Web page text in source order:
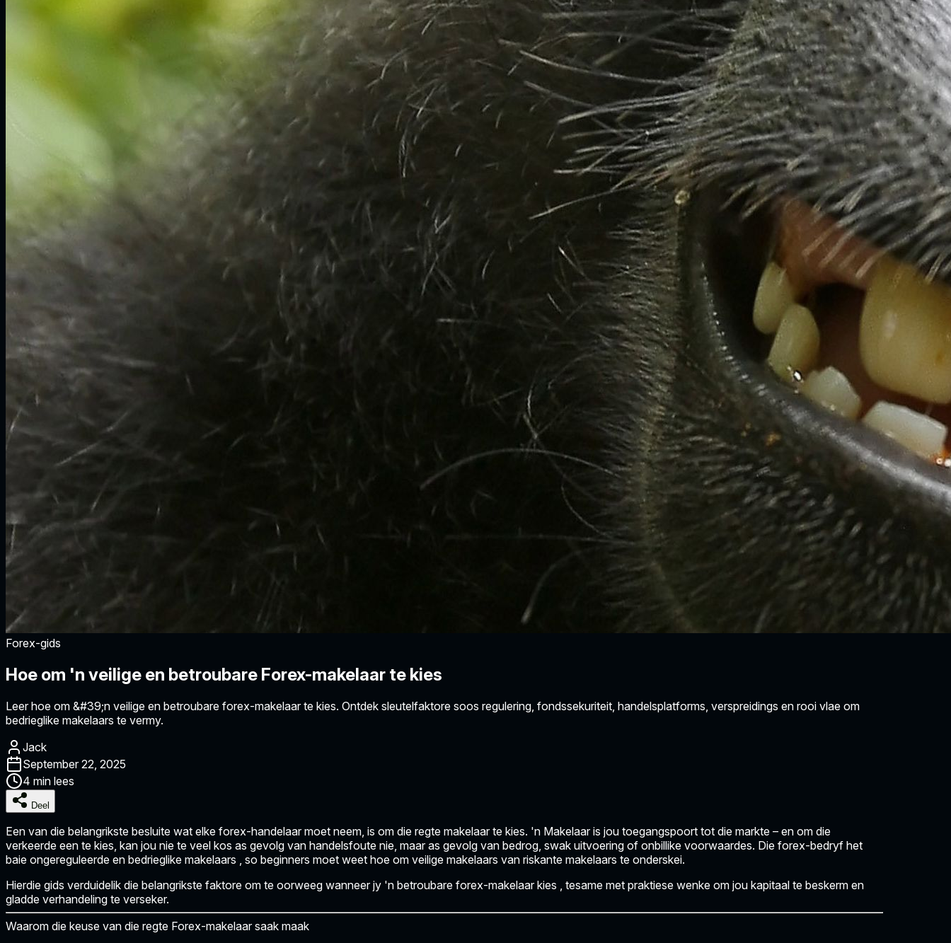
Forex-gids
Hoe om 'n veilige en betroubare Forex-makelaar te kies
Leer hoe om &#39;n veilige en betroubare forex-makelaar te kies. Ontdek sleutelfaktore soos regulering, fondssekuriteit, handelsplatforms, verspreidings en rooi vlae om
bedrieglike makelaars te vermy.
Jack
September 22, 2025
4 min lees
Deel
Een van die belangrikste besluite wat elke forex-handelaar moet neem, is om die regte makelaar te kies. 'n Makelaar is jou toegangspoort tot die markte – en om die
verkeerde een te kies, kan jou nie te veel kos as gevolg van handelsfoute nie, maar as gevolg van bedrog, swak uitvoering of onbillike voorwaardes. Die forex-bedryf het
baie ongereguleerde en bedrieglike makelaars , so beginners moet weet hoe om veilige makelaars van riskante makelaars te onderskei.
Hierdie gids verduidelik die belangrikste faktore om te oorweeg wanneer jy 'n betroubare forex-makelaar kies , tesame met praktiese wenke om jou kapitaal te beskerm en
gladde verhandeling te verseker.
Waarom die keuse van die regte Forex-makelaar saak maak